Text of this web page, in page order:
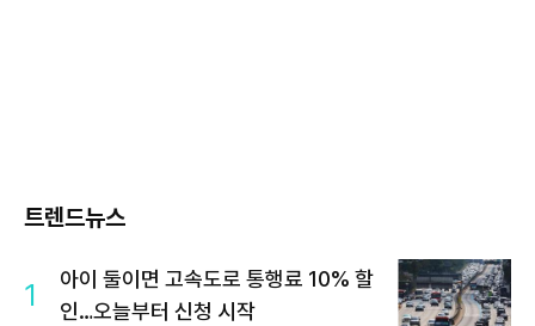
트렌드뉴스
1
아이 둘이면 고속도로 통행료 10% 할
인…오늘부터 신청 시작